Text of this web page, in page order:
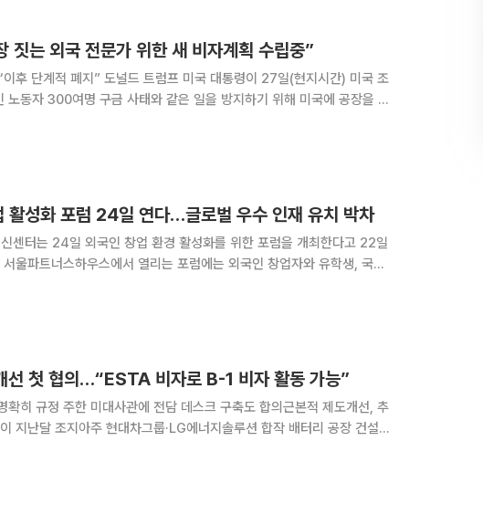
짓는 외국 전문가 위한 새 비자계획 수립중”
미국 대통령이 27일(현지시간) 미국 조
노동자 300여명 구금 사태와 같은 일을 방지하기 위해 미국에 공장을 건
일본으로 향하는 전용기에서
활성화 포럼 24일 연다…글로벌 우수 인재 유치 박차
센터는 24일 외국인 창업 환경 활성화를 위한 포럼을 개최한다고 22일
는 SK에코플랜트, LG이노텍, KCC
선 첫 협의…“ESTA 비자로 B-1 비자 활동 가능”
확히 규정 주한 미대사관에 전담 데스크 구축도 합의근본적 제도개선, 추
한미 상용방문 및 비자 워킹그룹이 지